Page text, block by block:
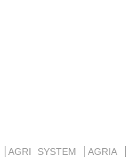
AGRI SYSTEM
AGRIA